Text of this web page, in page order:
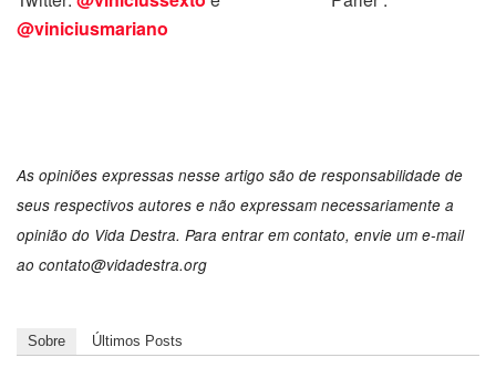
@viniciusmariano
As opiniões expressas nesse artigo são de responsabilidade de
seus respectivos autores e não expressam necessariamente a
opinião do Vida Destra. Para entrar em contato, envie um e-mail
ao contato@vidadestra.org
Sobre Últimos Posts